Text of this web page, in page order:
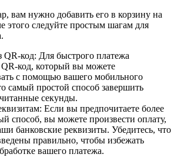
вам нужно добавить его в корзину на
этого следуйте простым шагам для
QR-код: Для быстрого платежа
QR-код, который вы можете
с помощью вашего мобильного
самый простой способ завершить
секунды.
Если вы предпочитаете более
способ, вы можете произвести оплату,
банковские реквизиты. Убедитесь, что
правильно, чтобы избежать
вашего платежа.